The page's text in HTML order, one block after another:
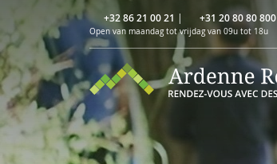
+32 86 21 00 21 | +31 20 80 80 800
Open van maandag tot vrijdag van 09u tot 18u